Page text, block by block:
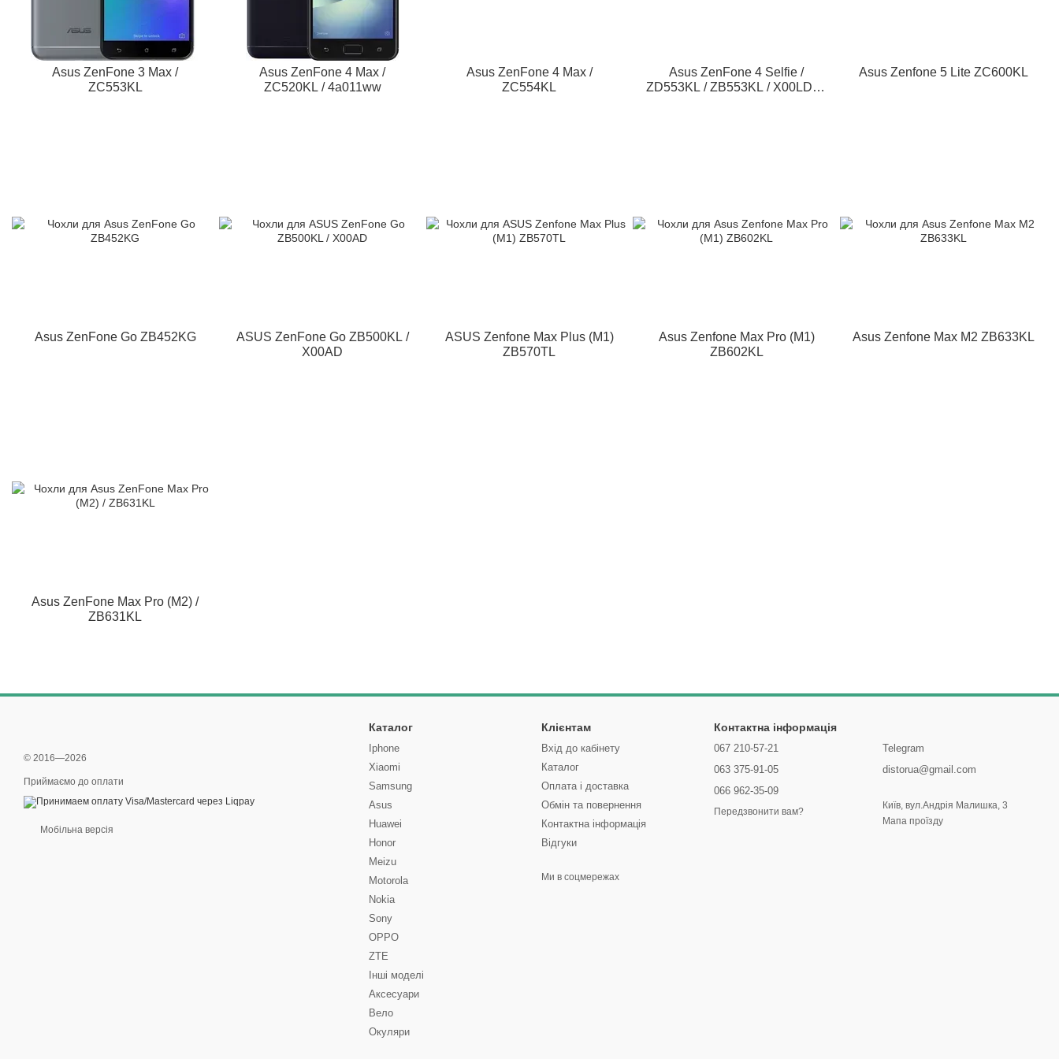
Asus ZenFone 3 Max /
ZC553KL
Asus ZenFone 4 Max /
ZC520KL / 4a011ww
Asus ZenFone 4 Max /
ZC554KL
Asus ZenFone 4 Selfie /
ZD553KL / ZB553KL / X00LDA /
Asus Zenfone 5 Lite ZC600KL
Asus ZenFone Go ZB452KG
ASUS ZenFone Go ZB500KL /
X00AD
ASUS Zenfone Max Plus (M1)
ZB570TL
Asus Zenfone Max Pro (M1)
ZB602KL
Asus Zenfone Max M2 ZB633KL
Asus ZenFone Max Pro (M2) /
ZB631KL
© 2016—2026
Приймаємо до оплати
Мобільна версія
Каталог
Iphone
Xiaomi
Samsung
Asus
Huawei
Honor
Meizu
Motorola
Nokia
Sony
OPPO
ZTE
Інші моделі
Аксесуари
Вело
Окуляри
Клієнтам
Вхід до кабінету
Каталог
Оплата і доставка
Обмін та повернення
Контактна інформація
Відгуки
Ми в соцмережах
Контактна інформація
067 210-57-21
063 375-91-05
066 962-35-09
Передзвонити вам?
Telegram
distorua@gmail.com
Київ, вул.Андрія Малишка, 3
Мапа проїзду